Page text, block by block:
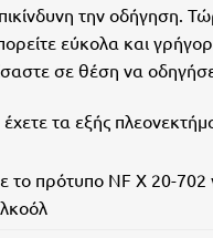
την οδήγηση.
εύκολα και
σε θέση να
τα εξής
το πρότυπο NF X 20-702